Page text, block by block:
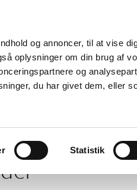
og annoncer, til at vise
oplysninger om din brug af
og
du har givet dem, eller
Statistik
Nyheder
Tilskud og